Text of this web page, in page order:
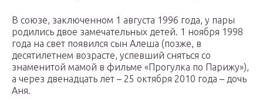
В союзе, заключенном 1 августа 1996 года, у пары
родились двое замечательных детей. 1 ноября 1998
года на свет появился сын Алеша (позже, в
десятилетнем возрасте, успевший сняться со
знаменитой мамой в фильме «Прогулка по Парижу»),
а через двенадцать лет – 25 октября 2010 года – дочь
Аня.